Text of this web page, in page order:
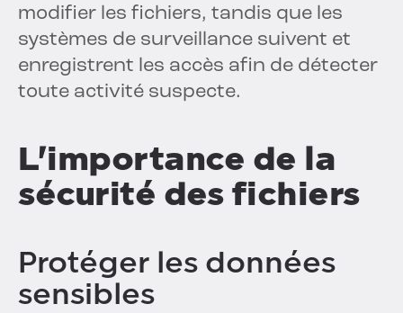
modifier les fichiers, tandis que les
systèmes de surveillance suivent et
enregistrent les accès afin de détecter
toute activité suspecte.
L'importance de la
sécurité des fichiers
Protéger les données
sensibles